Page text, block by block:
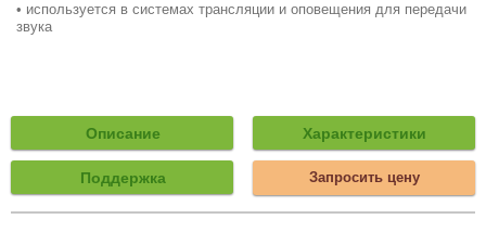
• используется в системах трансляции и оповещения для передачи
звука
Описание Характеристики
Поддержка Запросить цену